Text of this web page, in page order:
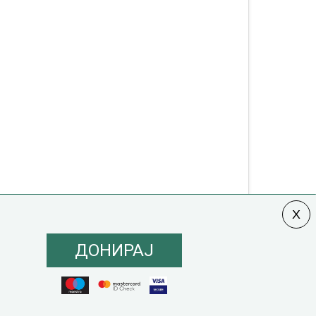
ДОНИРАЈ